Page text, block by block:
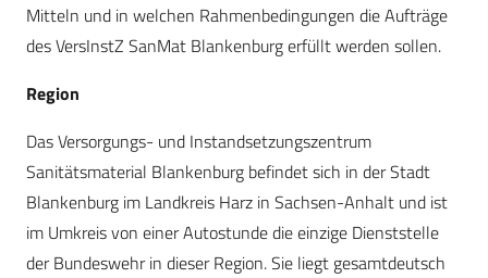
Mitteln und in welchen Rahmenbedingungen die Aufträge
des ­VersInstZ SanMat Blankenburg erfüllt werden sollen.
Region
Das Versorgungs- und Instandsetzungszentrum
Sanitätsmaterial Blankenburg befindet sich in der Stadt
Blankenburg im Landkreis Harz in Sachsen-Anhalt und ist
im Umkreis von einer Autostunde die einzige Dienststelle
der Bundeswehr in dieser Region. Sie liegt gesamtdeutsch